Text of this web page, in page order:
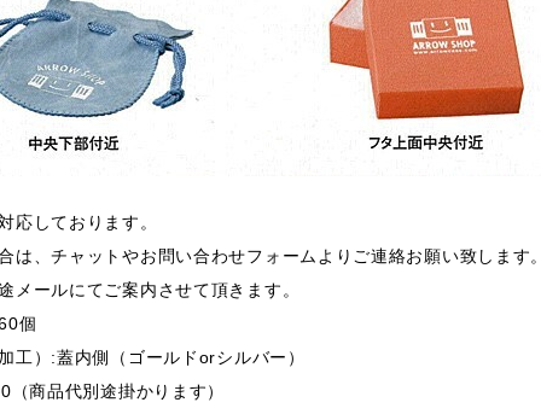
応しております。
は、チャットやお問い合わせフォームよりご連絡お願い致します。
メールにてご案内させて頂きます。
個
工）:蓋内側（ゴールドorシルバー）
（商品代別途掛かります）